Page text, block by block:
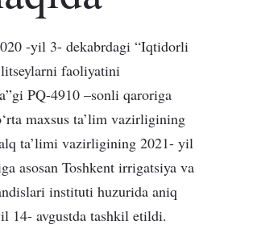
-yil 3- dekabrdagi “Iqtidorli
faoliyatini
PQ-4910 –sonli qaroriga
maxsus ta’lim vazirligining
ta’limi vazirligining 2021- yil
asosan Toshkent irrigatsiya va
instituti huzurida aniq
14- avgustda tashkil etildi.